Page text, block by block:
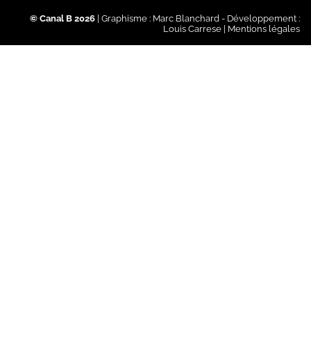
© Canal B 2026 | Graphisme : Marc Blanchard - Développement :
Louis Carrese
Mentions légales